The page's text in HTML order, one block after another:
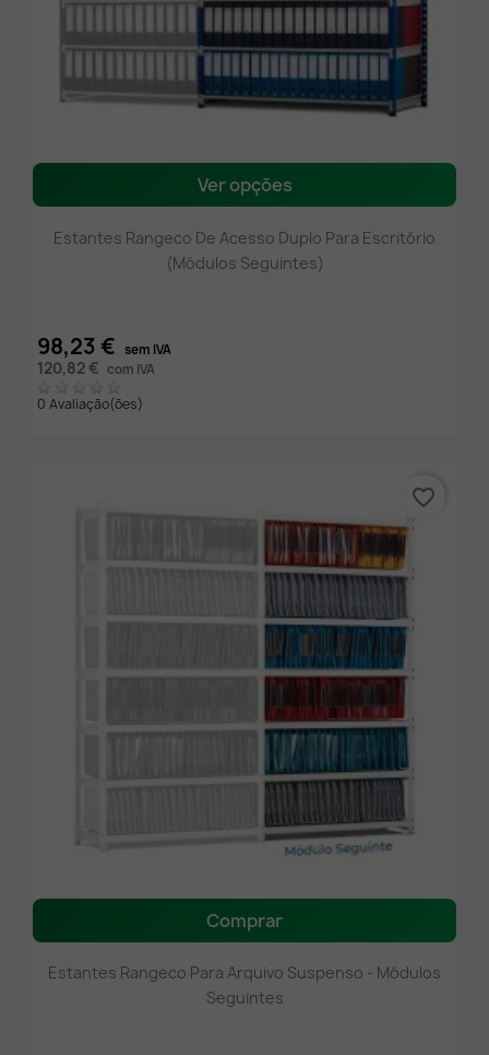
Ver opções
Estantes Rangeco De Acesso Duplo Para Escritório
(módulos Seguintes)
98,23 € sem IVA
120,82 € com IVA
0 Avaliação(ões)
Comprar
Estantes Rangeco Para Arquivo Suspenso - Módulos
Seguintes
favorite_border